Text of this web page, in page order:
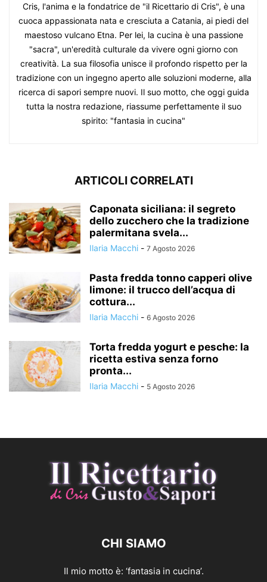
Cris, l'anima e la fondatrice de "il Ricettario di Cris", è una
cuoca appassionata nata e cresciuta a Catania, ai piedi del
maestoso vulcano Etna. Per lei, la cucina è una passione
"sacra", un'eredità culturale da vivere ogni giorno con
creatività. La sua filosofia unisce il profondo rispetto per la
tradizione con un ingegno aperto alle soluzioni moderne, alla
ricerca di sapori sempre nuovi. Il suo motto, che oggi guida
tutta la nostra redazione, riassume perfettamente il suo
spirito: "fantasia in cucina"
ARTICOLI CORRELATI
Caponata siciliana: il segreto
dello zucchero che la tradizione
palermitana svela...
Ilaria Macchi - 7 Agosto 2026
Pasta fredda tonno capperi olive
limone: il trucco dell’acqua di
cottura...
Ilaria Macchi - 6 Agosto 2026
Torta fredda yogurt e pesche: la
ricetta estiva senza forno
pronta...
Ilaria Macchi - 5 Agosto 2026
CHI SIAMO
Il mio motto è: ‘fantasia in cucina’.